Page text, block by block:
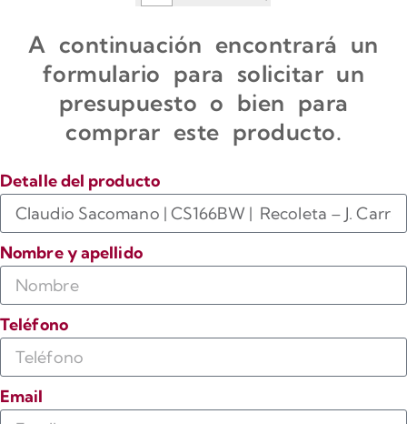
A continuación encontrará un
formulario para solicitar un
presupuesto o bien para
comprar este producto.
Detalle del producto
Nombre y apellido
Teléfono
Email